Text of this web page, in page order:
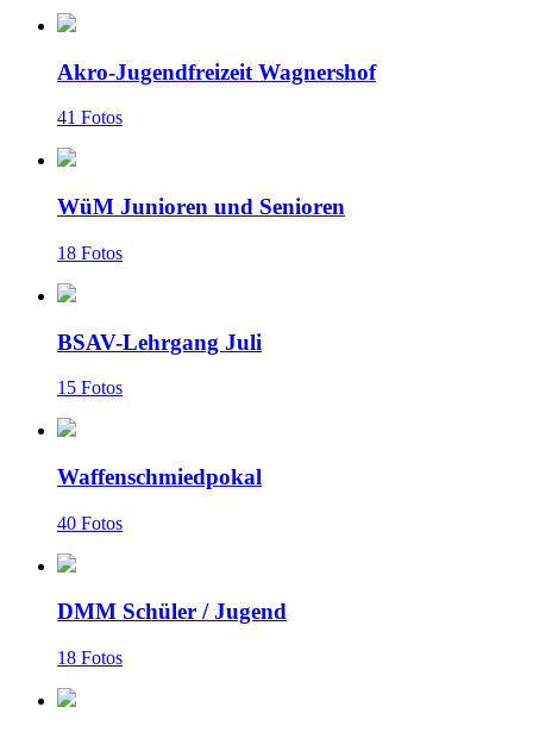
Akro-Jugendfreizeit Wagnershof
41 Fotos
WüM Junioren und Senioren
18 Fotos
BSAV-Lehrgang Juli
15 Fotos
Waffenschmiedpokal
40 Fotos
DMM Schüler / Jugend
18 Fotos